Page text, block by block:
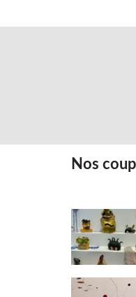
Nos